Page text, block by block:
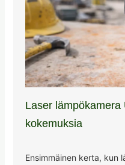
Laser lämpökamera
kokemuksia
Ensimmäinen kerta, kun